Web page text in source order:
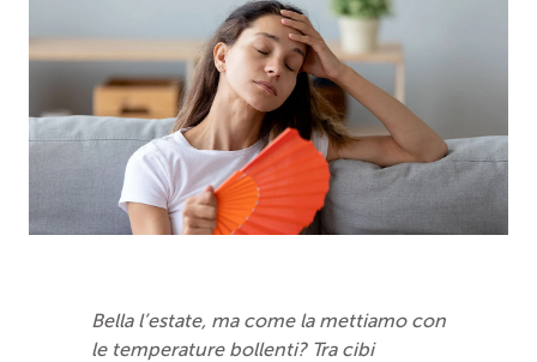
Bella l’estate, ma come la mettiamo con
le temperature bollenti? Tra cibi